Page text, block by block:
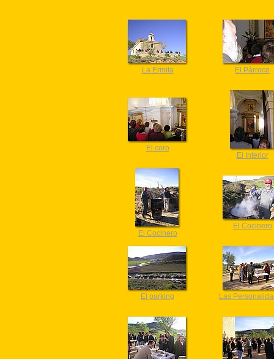
La Ermita El Párroco
El coro
El Interior
El Cocinero
El Cocinero
El parking Las